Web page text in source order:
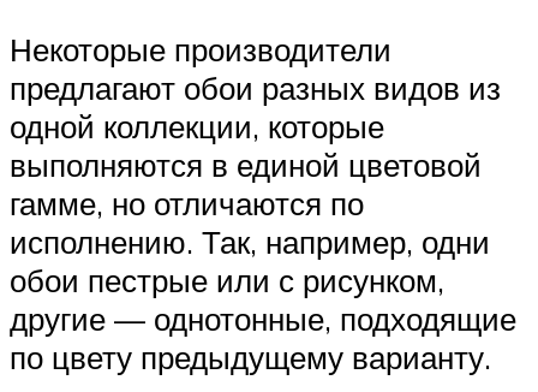
Некоторые производители
предлагают обои разных видов из
одной коллекции, которые
выполняются в единой цветовой
гамме, но отличаются по
исполнению. Так, например, одни
обои пестрые или с рисунком,
другие — однотонные, подходящие
по цвету предыдущему варианту.